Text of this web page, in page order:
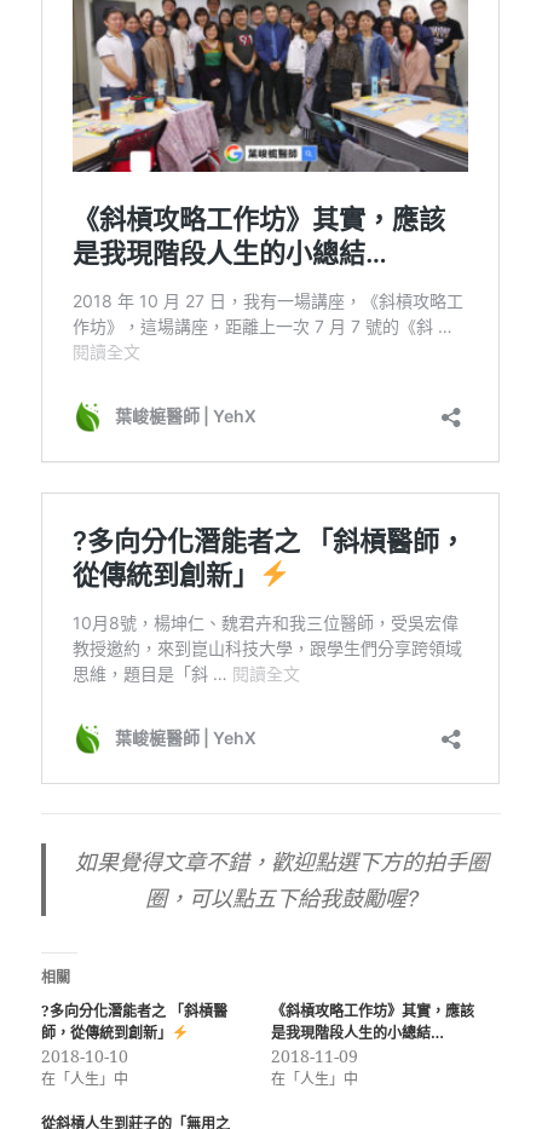
如果覺得文章不錯，歡迎點選下方的拍手圈
圈，可以點五下給我鼓勵喔?
相關
?多向分化潛能者之 「斜槓醫
師，從傳統到創新」
2018-10-10
在「人生」中
《斜槓攻略工作坊》其實，應該
是我現階段人生的小總結…
2018-11-09
在「人生」中
從斜槓人生到莊子的「無用之